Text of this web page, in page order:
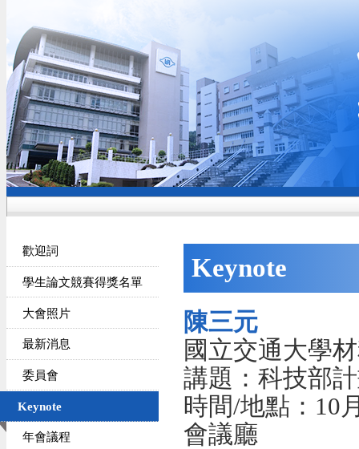
歡迎詞
學生論文競賽得獎名單
大會照片
最新消息
委員會
Keynote
年會議程
Keynote
陳三元
國立交通大學
講題：科技部
時間/地點：10
會議廳